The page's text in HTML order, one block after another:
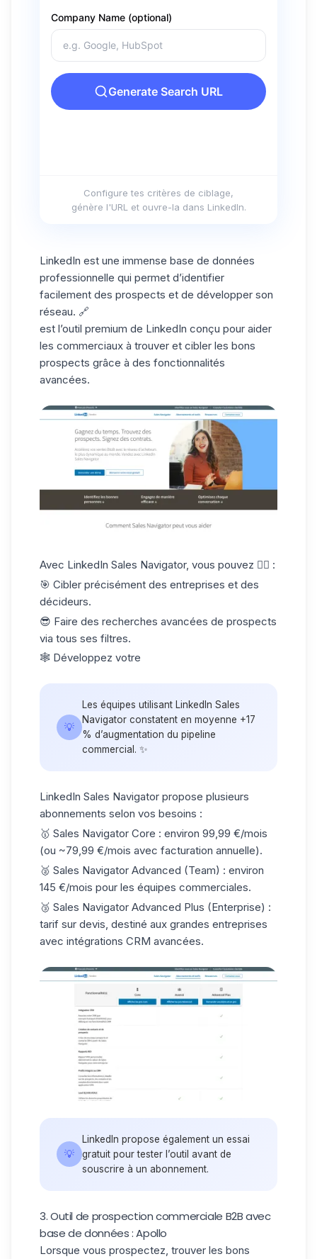
Configure tes critères de ciblage,
génère l'URL et ouvre-la dans LinkedIn.
LinkedIn est une immense base de données
professionnelle qui permet d’identifier
facilement des prospects et de développer son
réseau. 🔗
est l’outil premium de LinkedIn conçu pour aider
les commerciaux à trouver et cibler les bons
prospects grâce à des fonctionnalités
avancées.
Avec LinkedIn Sales Navigator, vous pouvez 👇🏻 :
🎯 Cibler précisément des entreprises et des
décideurs.
😎 Faire des recherches avancées de prospects
via tous ses filtres.
🕸️ Développez votre
💡
Les équipes utilisant LinkedIn Sales
Navigator constatent en moyenne +17
% d’augmentation du pipeline
commercial. ✨
LinkedIn Sales Navigator propose plusieurs
abonnements selon vos besoins :
🥇 Sales Navigator Core : environ 99,99 €/mois
(ou ~79,99 €/mois avec facturation annuelle).
🥈 Sales Navigator Advanced (Team) : environ
145 €/mois pour les équipes commerciales.
🥉 Sales Navigator Advanced Plus (Enterprise) :
tarif sur devis , destiné aux grandes entreprises
avec intégrations CRM avancées.
💡
LinkedIn propose également un essai
gratuit pour tester l’outil avant de
souscrire à un abonnement.
3. Outil de prospection commerciale B2B avec
base de données : Apollo
Lorsque vous prospectez, trouver les bons